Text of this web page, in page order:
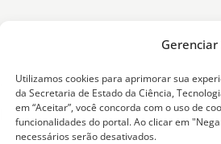
Gerenciar
Utilizamos cookies para aprimorar sua
da Secretaria de Estado da Ciência,
em “Aceitar”, você concorda com o uso de
funcionalidades do portal. Ao clicar em
necessários serão desativados.
de Santa Catarina -